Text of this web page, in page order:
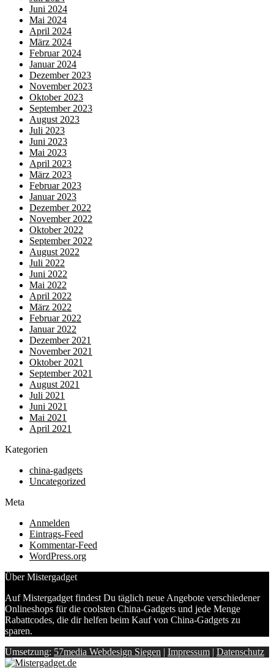
Juni 2024
Mai 2024
April 2024
März 2024
Februar 2024
Januar 2024
Dezember 2023
November 2023
Oktober 2023
September 2023
August 2023
Juli 2023
Juni 2023
Mai 2023
April 2023
März 2023
Februar 2023
Januar 2023
Dezember 2022
November 2022
Oktober 2022
September 2022
August 2022
Juli 2022
Juni 2022
Mai 2022
April 2022
März 2022
Februar 2022
Januar 2022
Dezember 2021
November 2021
Oktober 2021
September 2021
August 2021
Juli 2021
Juni 2021
Mai 2021
April 2021
Kategorien
china-gadgets
Uncategorized
Meta
Anmelden
Eintrags-Feed
Kommentar-Feed
WordPress.org
Über Mistergadget
Auf Mistergadget findest Du täglich neue Angebote verschiedener
Onlineshops für die coolsten China-Gadgets und jede Menge
Rabattcodes, die dir helfen beim Kauf von China-Gadgets zu
sparen.
Umsetzung: 57media Webdesign Siegen | Impressum | Datenschutz